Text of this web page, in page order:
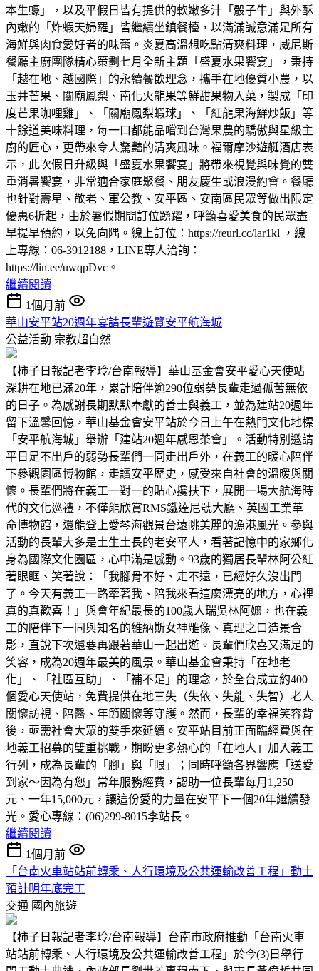
本生蠔」，以及平假日皆有提供的軟嫩多汁「骰子牛」與外酥
內嫩的「炸蝦天婦羅」皆繼續坐鎮餐檯，以滿滿誠意滿足所有
海鮮與肉食愛好者的味蕾。炎夏高溫想吃點清爽料理，威尼斯
餐廳主廚團隊精心策劃七月全新主題「盛夏水果饗宴」，秉持
「越在地、越國際」的永續餐飲理念，攜手在地優質小農，以
玉井芒果、關廟鳳梨、南化火龍果等鮮甜果物入菜，製成「印
度芒果咖哩雞」、「關廟鳳梨蝦球」、「紅龍果海鮮炒飯」等
十餘道美味料理，每一口都能品嚐到台灣果農的驕傲與星級主
廚的匠心，更帶來令人驚豔的清爽風味。福爾摩沙遊艇酒店表
示，此次假日升級與「盛夏水果饗宴」將帶來視覺與味覺的雙
重消暑饗宴，非常適合家庭聚餐、朋友慶生或浪漫約會。餐廳
也針對壽星、敬老、軍公教、安平區、安南區民眾等做出限定
優惠6折起，由於暑假期間訂位踴躍，呼籲喜愛美食的民眾盡
早提早預約，以免向隅。線上訂位：https://reurl.cc/lar1kl ，線
上專線：06-3912188，LINE專人洽詢：
https://lin.ee/uwqpDvc。
繼續閱讀
1個月前
華山安平站20週年宴請長輩遊覽安平航海城
公益活動 宗教超自然
【柿子日報記者李玲/台南報導】華山基金會安平愛心天使站
深耕在地已滿20年，累計陪伴逾290位弱勢長輩走過孤苦無依
的日子。為感謝長期默默奉獻的善士與義工，並為建站20週年
留下溫馨回憶，華山基金會安平站於今日上午在熱門文化地標
「安平航海城」舉辦「建站20週年感恩茶會」。活動特別邀請
平日足不出戶的弱勢長輩們一同走出戶外，在義工的暖心陪伴
下參觀園區博物館，走讀安平歷史，感受來自社會的溫暖與關
懷。長輩們將在義工一對一的貼心攙扶下，展開一場大航海時
代的文化巡禮，不僅能欣賞RMS鐵達尼號大廳、英國工業革
命博物館，還能登上愛琴海觀景台遠眺美麗的漁港風光。參與
活動的長輩大多是土生土長的老安平人，看著記憶中的家鄉化
身為國際文化園區，心中滿是感動。93歲的獨居長輩林阿公紅
著眼眶、笑著說：「我腳骨不好、走不遠，已經好久沒出門
了。今天有義工一路牽著我、陪我來看這麼漂亮的地方，心裡
真的真歡喜！」與會年紀最長的100歲人瑞吳林阿嬤，也在義
工的陪伴下一同與知名的維納斯女神雕像、真理之口造景合
影，直說下次還要再跟著華山一起出遊。長輩們欣喜又滿足的
笑容，成為20週年最美的風景。華山基金會秉持「在地老
化」、「社區互助」、「補不足」的理念，於全台成立約400
個愛心天使站，免費提供在地三失（失依、失能、失智）老人
關懷訪視、陪醫、年節關懷等守護。然而，長輩的幸福笑容背
後，亟需社會大眾的雙手來延續。安平站目前正面臨經費與在
地義工招募的雙重挑戰，期盼更多熱心的「在地人」加入義工
行列，成為長輩的「腳」與「眼」；同時呼籲各界響應「送愛
到家～因為有您」常年服務經費，認助一位長輩每月1,250
元、一年15,000元，讓這份愛的力量在安平下一個20年繼續發
光。愛心專線：(06)299-8015李站長。
繼續閱讀
1個月前
「台南火車站站前轉乘、人行環境及公共運輸改善工程」動土
預計明年底完工
交通 國內旅遊
【柿子日報記者李玲/台南報導】台南市政府推動「台南火車
站站前轉乘、人行環境及公共運輸改善工程」於今(3)日舉行